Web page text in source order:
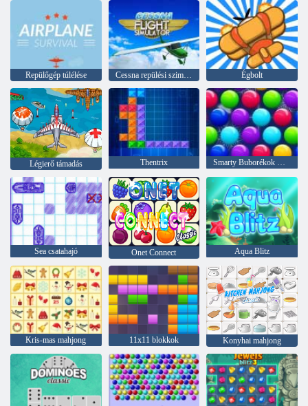
Repülőgép túlélése Cessna repülési szimulátor Égbolt
Légierő támadás Thentrix Smarty Buborékok Xmas Edition
Sea csatahajó Onet Connect Aqua Blitz
Kris-mas mahjong 11x11 blokkok Konyhai mahjong